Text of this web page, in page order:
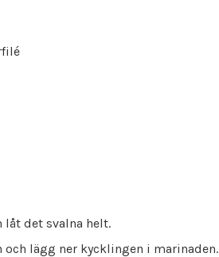
låt det svalna helt.
och lägg ner kycklingen i marinaden.